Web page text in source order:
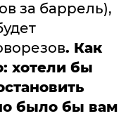
за баррель),
. Как
хотели бы
было бы вам